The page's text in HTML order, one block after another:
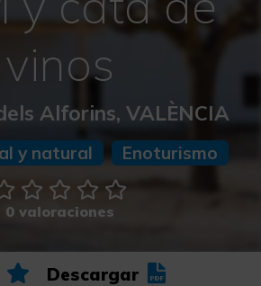
Activo-Deportivo
Cultural
Natural-Rural
en otoño
Semana Santa
vinos
Alforins, VALÈNCIA
y natural Enoturismo
0 valoraciones
Descargar